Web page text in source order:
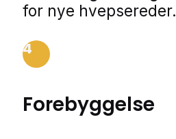
for nye hvepsereder.
4
Forebyggelse